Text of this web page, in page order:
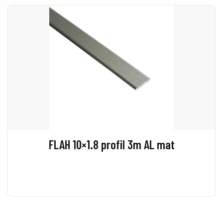
FLAH 10×1.8 profil 3m AL mat